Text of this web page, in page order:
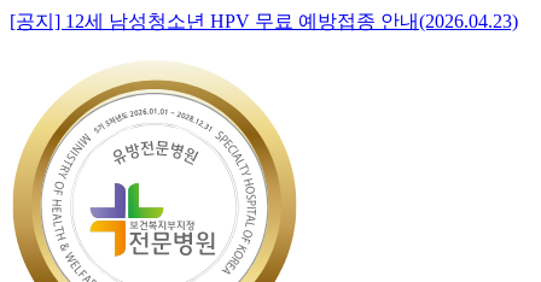
[공지] 12세 남성청소년 HPV 무료 예방접종 안내(2026.04.23)